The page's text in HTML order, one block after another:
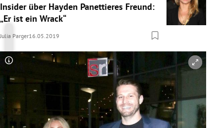
Insider über Hayden Panettieres Freund:
„Er ist ein Wrack“
Julia Parger16.05.2019
Copyright-Hinweis öffnen/schließen